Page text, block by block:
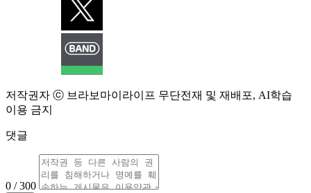
저작권자 ⓒ 브라보마이라이프 무단전재 및 재배포, AI학습
이용 금지
댓글
0 / 300